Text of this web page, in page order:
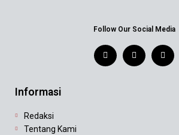
Follow Our Social Media
Informasi
Redaksi
Tentang Kami